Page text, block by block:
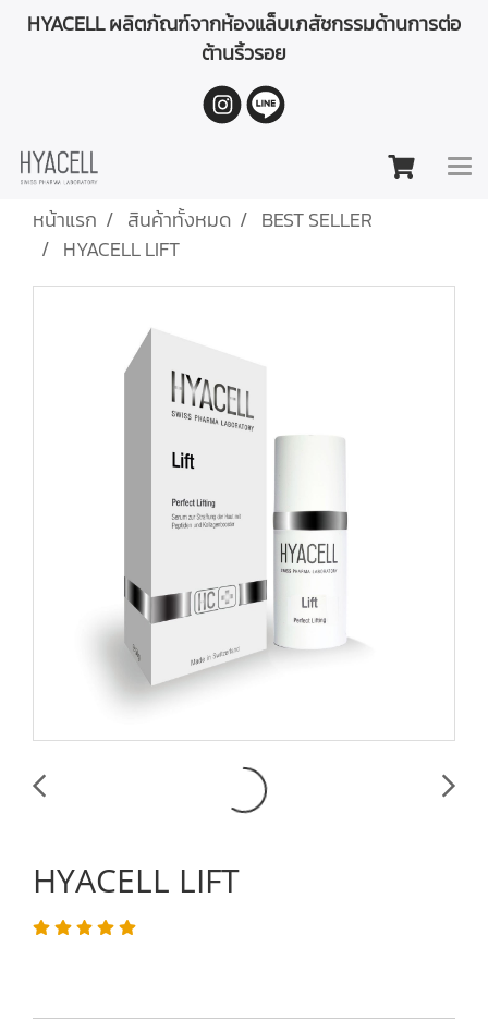
HYACELL ผลิตภัณฑ์จากห้องแล็บเภสัชกรรมด้านการต่อ
ต้านริ้วรอย
หน้าแรก สินค้าทั้งหมด
BEST SELLER
HYACELL LIFT
HYACELL LIFT